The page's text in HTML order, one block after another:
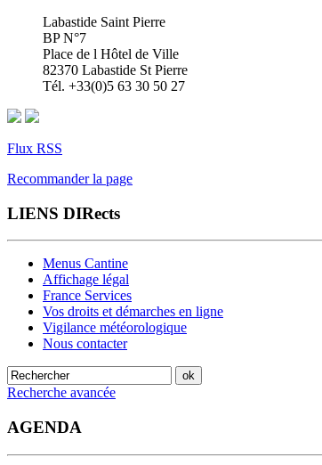
Labastide Saint Pierre
BP N°7
Place de l Hôtel de Ville
82370 Labastide St Pierre
Tél. +33(0)5 63 30 50 27
Flux RSS
Recommander la page
LIENS DIRects
Menus Cantine
Affichage légal
France Services
Vos droits et démarches en ligne
Vigilance météorologique
Nous contacter
Recherche avancée
AGENDA